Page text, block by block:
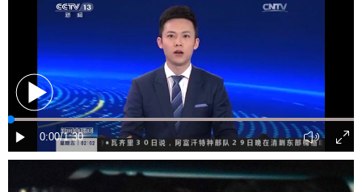
旅游 健康 信息化 数据
金融 公益 军事 无人机
富媒体 摄影 新华广播
新华电视中文 返回PC